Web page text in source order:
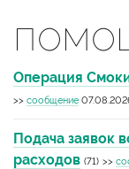
Операция
>> сообщение
Подача заявок
расходов (71) >>